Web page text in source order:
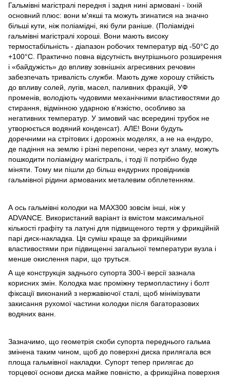
Гальмівні магістралі передня і задня нині армовані - їхній
основний плюс: вони м'якші та можуть згинатися на значно
більші кути, ніж поліамідні, які були раніше. (Поліамідні
гальмівні магістралі хороші. Вони мають високу
термостабільність - діапазон робочих температур від -50°C до
+100°C. Практично повна відсутність внутрішнього розширення
і «байдужість» до впливу зовнішніх агресивних речовин
забезпечать тривалість служби. Мають дуже хорошу стійкість
до впливу солей, лугів, масел, паливних фракцій, УФ
променів, володіють чудовими механічними властивостями до
стирання, відмінною ударною в'язкістю, особливо за
негативних температур. У зимовий час всередині трубок не
утворюється водяний конденсат). АЛЕ! Вони будуть
доречними на стрітових і дорожніх моделях, а не на ендуро,
де падіння на землю і різні перепони, через кут зламу, можуть
пошкодити поліамідну магістраль, і тоді її потрібно буде
міняти. Тому ми пішли до більш ендурних провідників
гальмівної рідини армованих металевим обплетенням.
А ось гальмівні колодки на MAX300 зовсім інші, ніж у
ADVANCE. Використаний варіант із вмістом максимальної
кількості графіту та латуні для підвищеного тертя у фрикційній
парі диск-накладка. Ця суміш краще за фрикційними
властивостями при підвищенні загальної температури вузла і
менше окислення пари, що труться.
А ще конструкція заднього супорта 300-ї версії зазнала
корисних змін. Колодка має проміжну термопластину і болт
фіксації виконаний з нержавіючої сталі, щоб мінімізувати
закисання рухомої частини колодки після багаторазових
водяних ванн.
Зазначимо, що геометрія скоби супорта переднього гальма
змінена таким чином, щоб до поверхні диска прилягала вся
площа гальмівної накладки. Супорт тепер прилягає до
торцевої основи диска майже повністю, а фрикційна поверхня